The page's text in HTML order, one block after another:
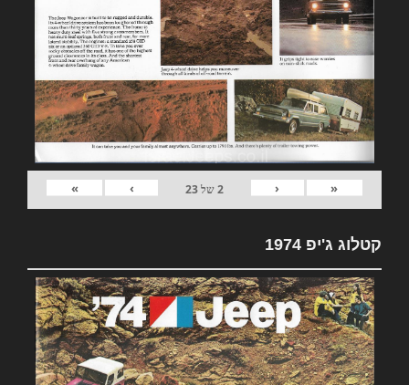
«
‹
2של23
›
»
קטלוג ג'יפ 1974